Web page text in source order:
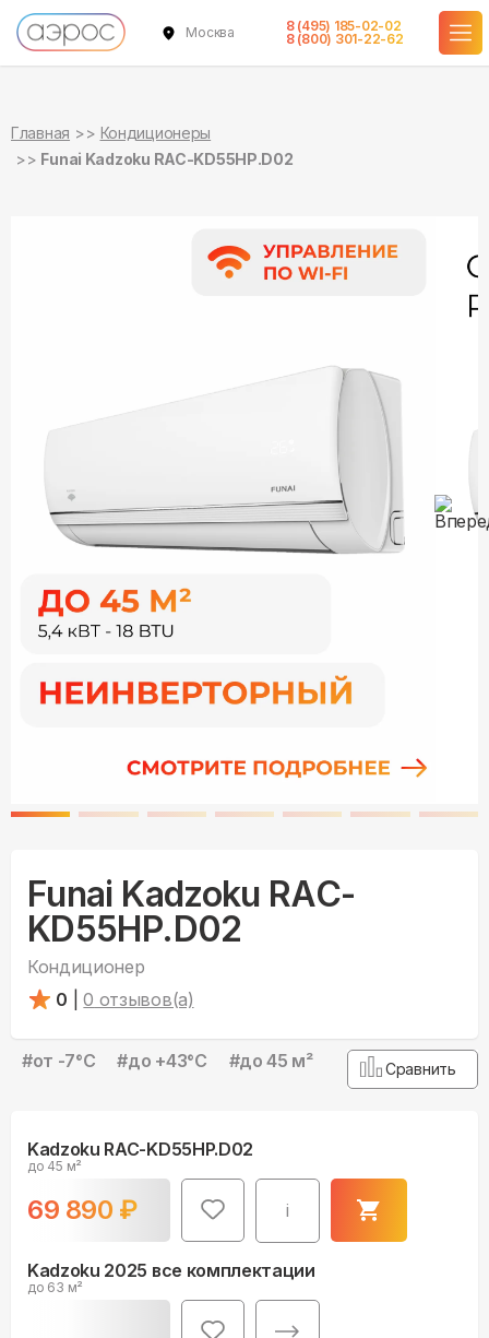
Москва
8 (495) 185-02-02
8 (800) 301-22-62
Главная
Кондиционеры
Funai Kadzoku RAC-KD55HP.D02
Funai Kadzoku RAC-
KD55HP.D02
Кондиционер
0
0 отзывов(а)
#от -7°С #до +43°С #до 45 м² Сравнить
Kadzoku RAC-KD55HP.D02
до 45 м²
69 890 ₽ i
в наличии
Kadzoku 2025 все комплектации
до 63 м²
в наличии